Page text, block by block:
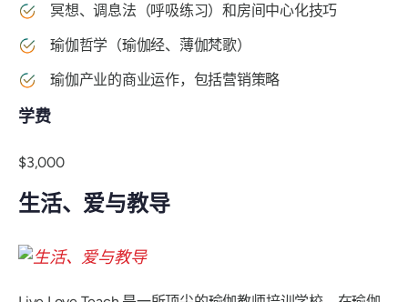
冥想、调息法（呼吸练习）和房间中心化技巧
瑜伽哲学（瑜伽经、薄伽梵歌）
瑜伽产业的商业运作，包括营销策略
学费
$3,000
生活、爱与教导